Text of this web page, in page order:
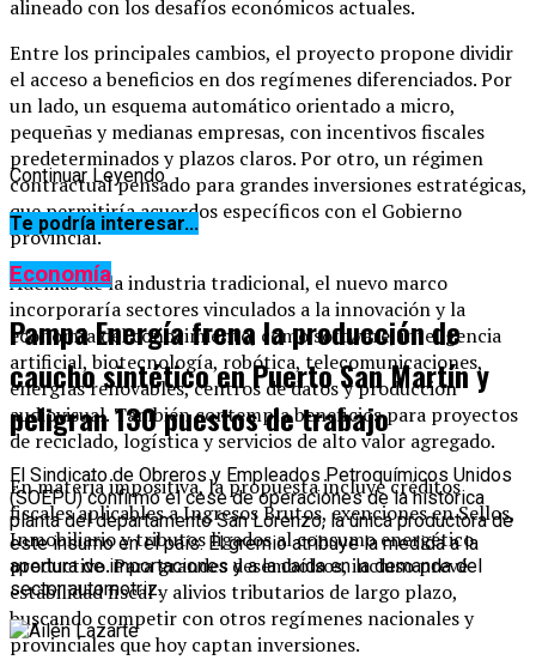
alineado con los desafíos económicos actuales.
Entre los principales cambios, el proyecto propone dividir
el acceso a beneficios en dos regímenes diferenciados. Por
un lado, un esquema automático orientado a micro,
pequeñas y medianas empresas, con incentivos fiscales
predeterminados y plazos claros. Por otro, un régimen
contractual pensado para grandes inversiones estratégicas,
que permitiría acuerdos específicos con el Gobierno
provincial.
Además de la industria tradicional, el nuevo marco
incorporaría sectores vinculados a la innovación y la
economía del conocimiento, como software, inteligencia
artificial, biotecnología, robótica, telecomunicaciones,
energías renovables, centros de datos y producción
audiovisual. También contempla beneficios para proyectos
de reciclado, logística y servicios de alto valor agregado.
En materia impositiva, la propuesta incluye créditos
fiscales aplicables a Ingresos Brutos, exenciones en Sellos,
Inmobiliario y tributos ligados al consumo energético
productivo. Para grandes desembolsos, incluso prevé
estabilidad fiscal y alivios tributarios de largo plazo,
buscando competir con otros regímenes nacionales y
provinciales que hoy captan inversiones.
Continuar Leyendo
Te podría interesar...
Economía
Pampa Energía frena la producción de
caucho sintético en Puerto San Martín y
peligran 130 puestos de trabajo
El Sindicato de Obreros y Empleados Petroquímicos Unidos
(SOEPU) confirmó el cese de operaciones de la histórica
planta del departamento San Lorenzo, la única productora de
este insumo en el país. El gremio atribuye la medida a la
apertura de importaciones y a la caída en la demanda del
sector automotriz.